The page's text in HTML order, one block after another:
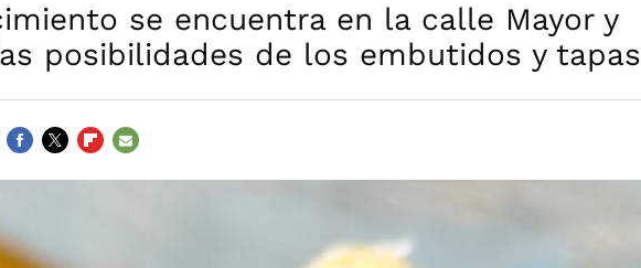
se encuentra en la calle Mayor y
posibilidades de los embutidos y tapas